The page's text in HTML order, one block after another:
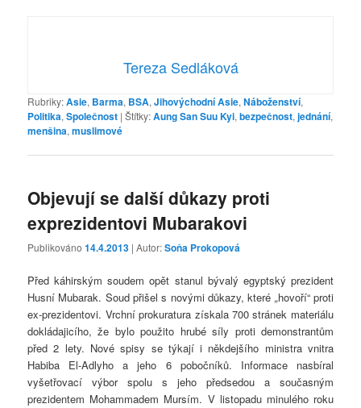
Tereza Sedláková
Rubriky:Asie, Barma, BSA,Jihovýchodní Asie,Náboženství,
Politika,Společnost |Štítky:Aung San Suu Kyi,bezpečnost,jednání,
menšina,muslimové
Objevují se další důkazy proti
exprezidentovi Mubarakovi
Publikováno14.4.2013 | Autor:Soňa Prokopová
Před káhirským soudem opět stanul bývalý egyptský prezident
Husní Mubarak. Soud přišel s novými důkazy, které „hovoří“ proti
ex-prezidentovi. Vrchní prokuratura získala 700 stránek materiálu
dokládajicího, že bylo použito hrubé síly proti demonstrantům
před 2 lety. Nové spisy se týkají i někdejšího ministra vnitra
Habiba El-Adlyho a jeho 6 pobočníků. Informace nasbíral
vyšetřovací výbor spolu s jeho předsedou a současným
prezidentem Mohammadem Mursím. V listopadu minulého roku